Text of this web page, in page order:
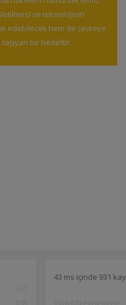
ve teknolojinin
edebilecek hem de çevreye
bir hedeftir.
43 ms içinde 931